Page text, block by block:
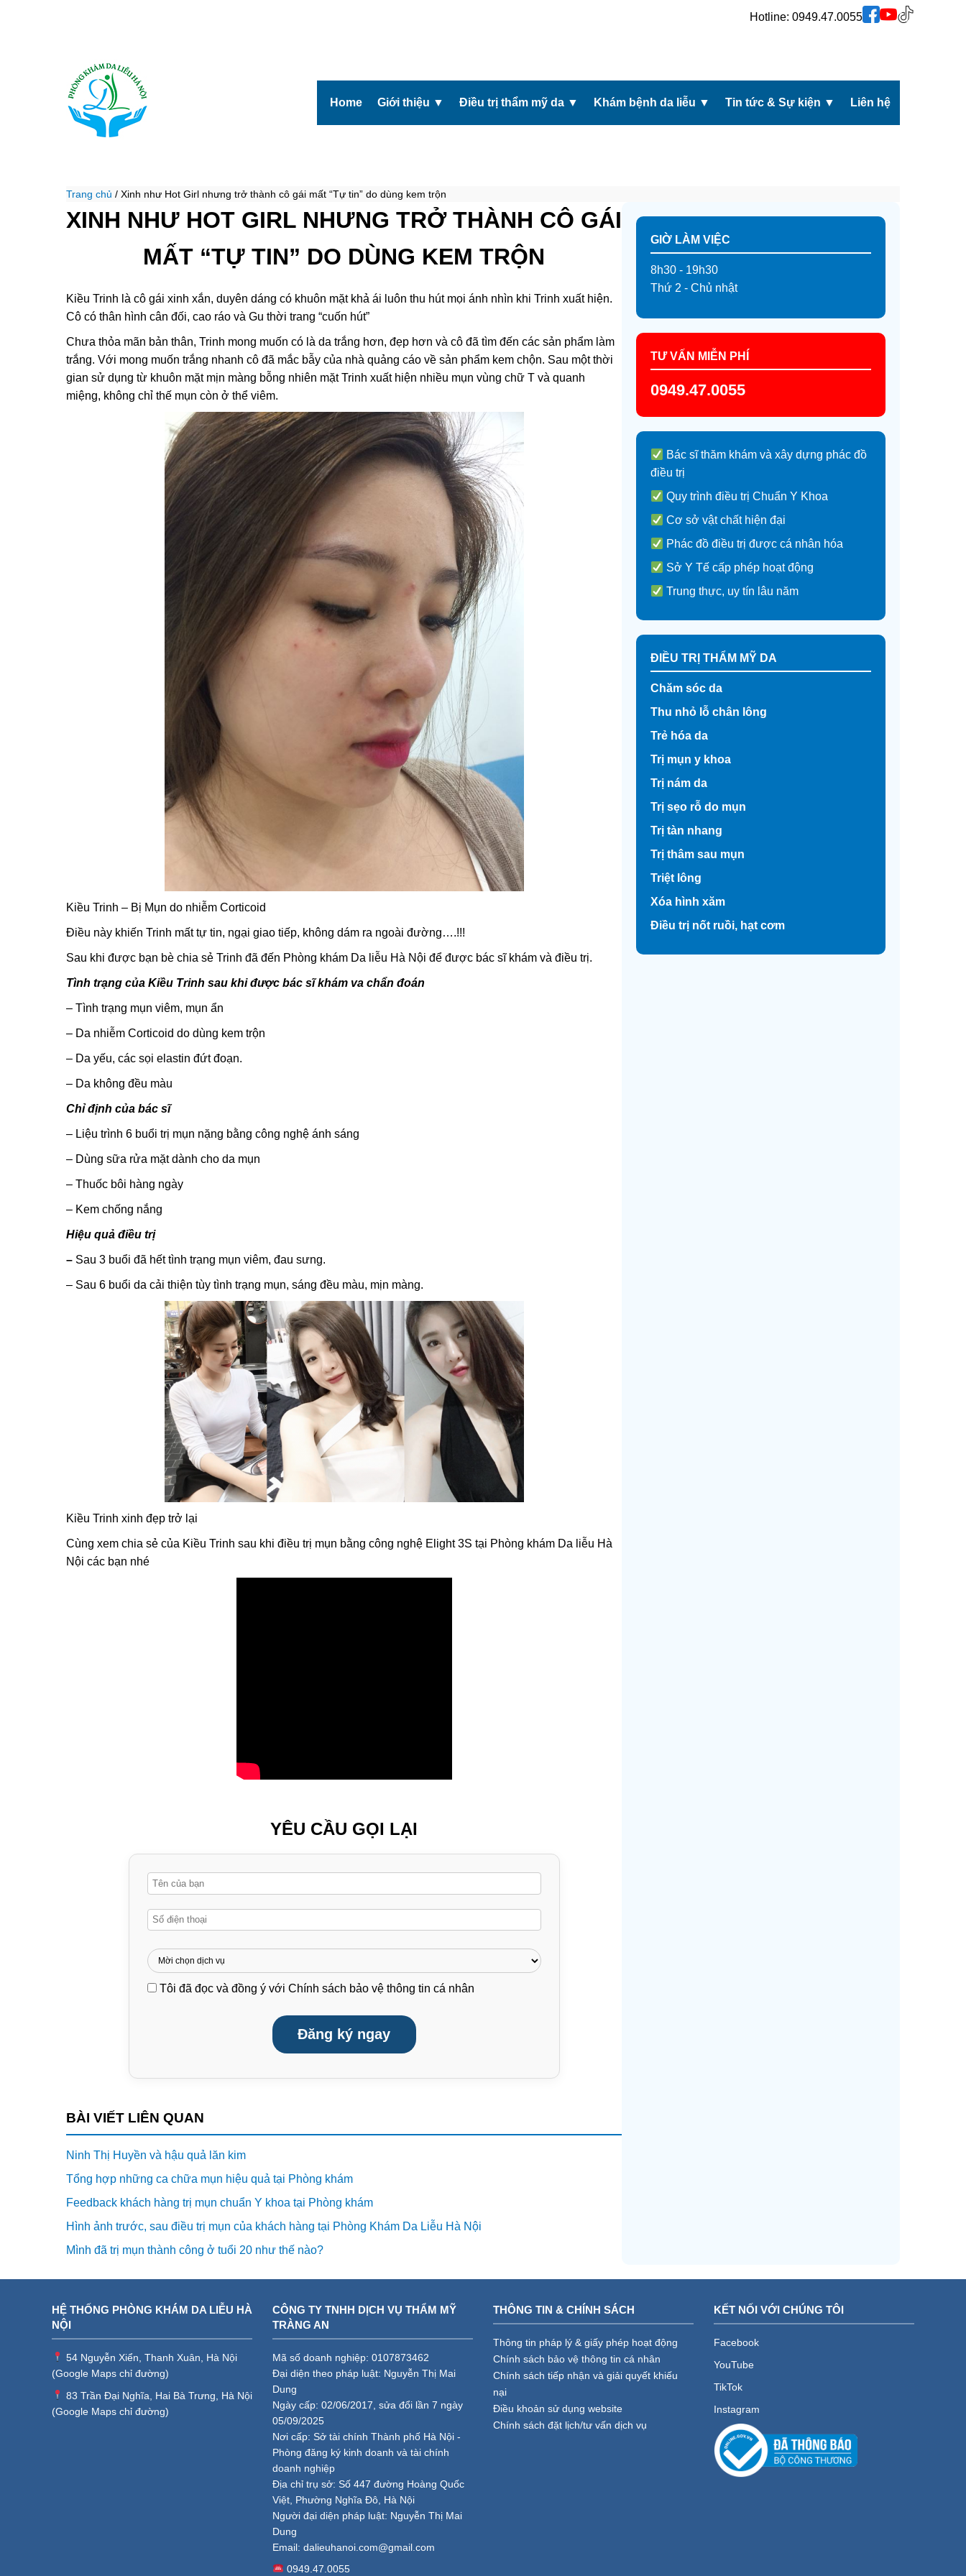
Hotline: 0949.47.0055
Home Giới thiệu ▼ Điều trị thẩm mỹ da ▼ Khám bệnh da liễu ▼ Tin tức & Sự kiện ▼ Liên hệ
Trang chủ / Xinh như Hot Girl nhưng trở thành cô gái mất “Tự tin” do dùng kem trộn
XINH NHƯ HOT GIRL NHƯNG TRỞ THÀNH CÔ GÁI
MẤT “TỰ TIN” DO DÙNG KEM TRỘN
Kiều Trinh là cô gái xinh xắn, duyên dáng có khuôn mặt khả ái luôn thu hút mọi ánh nhìn khi Trinh xuất hiện.
Cô có thân hình cân đối, cao ráo và Gu thời trang “cuốn hút”
Chưa thỏa mãn bản thân, Trinh mong muốn có là da trắng hơn, đẹp hơn và cô đã tìm đến các sản phẩm làm
trắng. Với mong muốn trắng nhanh cô đã mắc bẫy của nhà quảng cáo về sản phẩm kem chộn. Sau một thời
gian sử dụng từ khuôn mặt mịn màng bỗng nhiên mặt Trinh xuất hiện nhiều mụn vùng chữ T và quanh
miệng, không chỉ thế mụn còn ở thể viêm.
Kiều Trinh – Bị Mụn do nhiễm Corticoid
Điều này khiến Trinh mất tự tin, ngại giao tiếp, không dám ra ngoài đường….!!!
Sau khi được bạn bè chia sẻ Trinh đã đến Phòng khám Da liễu Hà Nội để được bác sĩ khám và điều trị.
Tình trạng của Kiều Trinh sau khi được bác sĩ khám va chẩn đoán
– Tình trạng mụn viêm, mụn ẩn
– Da nhiễm Corticoid do dùng kem trộn
– Da yếu, các sọi elastin đứt đoạn.
– Da không đều màu
Chỉ định của bác sĩ
– Liệu trình 6 buổi trị mụn nặng bằng công nghệ ánh sáng
– Dùng sữa rửa mặt dành cho da mụn
– Thuốc bôi hàng ngày
– Kem chống nắng
Hiệu quả điều trị
– Sau 3 buổi đã hết tình trạng mụn viêm, đau sưng.
– Sau 6 buổi da cải thiện tùy tình trạng mụn, sáng đều màu, mịn màng.
Kiều Trinh xinh đẹp trở lại
Cùng xem chia sẻ của Kiều Trinh sau khi điều trị mụn bằng công nghệ Elight 3S tại Phòng khám Da liễu Hà
Nội các bạn nhé
YÊU CẦU GỌI LẠI
Tôi đã đọc và đồng ý với Chính sách bảo vệ thông tin cá nhân
Đăng ký ngay
BÀI VIẾT LIÊN QUAN
Ninh Thị Huyền và hậu quả lăn kim
Tổng hợp những ca chữa mụn hiệu quả tại Phòng khám
Feedback khách hàng trị mụn chuẩn Y khoa tại Phòng khám
Hình ảnh trước, sau điều trị mụn của khách hàng tại Phòng Khám Da Liễu Hà Nội
Mình đã trị mụn thành công ở tuổi 20 như thế nào?
GIỜ LÀM VIỆC
8h30 - 19h30
Thứ 2 - Chủ nhật
TƯ VẤN MIỄN PHÍ
0949.47.0055
Bác sĩ thăm khám và xây dựng phác đồ
điều trị
Quy trình điều trị Chuẩn Y Khoa
Cơ sở vật chất hiện đại
Phác đồ điều trị được cá nhân hóa
Sở Y Tế cấp phép hoạt động
Trung thực, uy tín lâu năm
ĐIỀU TRỊ THẨM MỸ DA
Chăm sóc da
Thu nhỏ lỗ chân lông
Trẻ hóa da
Trị mụn y khoa
Trị nám da
Trị sẹo rỗ do mụn
Trị tàn nhang
Trị thâm sau mụn
Triệt lông
Xóa hình xăm
Điều trị nốt ruồi, hạt cơm
HỆ THỐNG PHÒNG KHÁM DA LIỄU HÀ
NỘI
54 Nguyễn Xiển, Thanh Xuân, Hà Nội
(Google Maps chỉ đường)
83 Trần Đại Nghĩa, Hai Bà Trưng, Hà Nội
(Google Maps chỉ đường)
CÔNG TY TNHH DỊCH VỤ THẨM MỸ
TRÀNG AN
Mã số doanh nghiệp: 0107873462
Đại diện theo pháp luật: Nguyễn Thị Mai
Dung
Ngày cấp: 02/06/2017, sửa đổi lần 7 ngày
05/09/2025
Nơi cấp: Sở tài chính Thành phố Hà Nội -
Phòng đăng ký kinh doanh và tài chính
doanh nghiệp
Địa chỉ trụ sở: Số 447 đường Hoàng Quốc
Việt, Phường Nghĩa Đô, Hà Nội
Người đại diện pháp luật: Nguyễn Thị Mai
Dung
Email: dalieuhanoi.com@gmail.com
0949.47.0055
THÔNG TIN & CHÍNH SÁCH
Thông tin pháp lý & giấy phép hoạt động
Chính sách bảo vệ thông tin cá nhân
Chính sách tiếp nhận và giải quyết khiếu
nại
Điều khoản sử dụng website
Chính sách đặt lịch/tư vấn dịch vụ
KẾT NỐI VỚI CHÚNG TÔI
Facebook
YouTube
TikTok
Instagram